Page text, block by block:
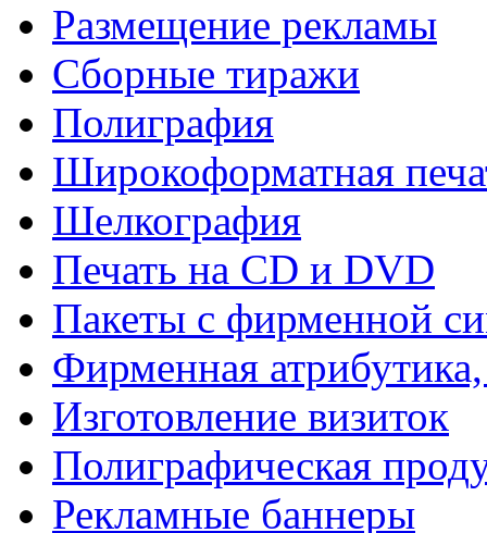
Размещение рекламы
Сборные тиражи
Полиграфия
Широкоформатная
Шелкография
Печать на СD и DVD
Пакеты с фирменной
Фирменная
Изготовление визиток
Полиграфическая
Рекламные баннеры